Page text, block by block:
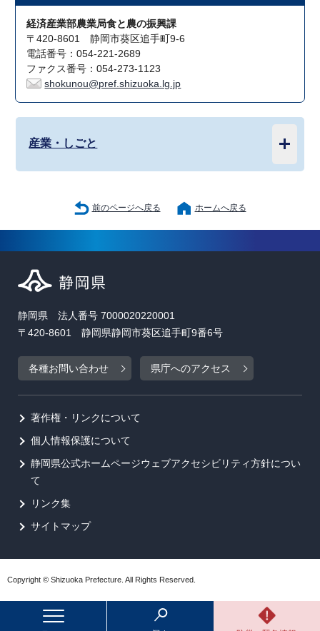
経済産業部農業局食と農の振興課
〒420-8601 静岡市葵区追手町9-6
電話番号：054-221-2689
ファクス番号：054-273-1123
shokunou@pref.shizuoka.lg.jp
産業・しごと
前のページへ戻る ホームへ戻る
静岡県 法人番号 7000020220001
〒420-8601 静岡県静岡市葵区追手町9番6号
各種お問い合わせ 県庁へのアクセス
著作権・リンクについて
個人情報保護について
静岡県公式ホームページウェブアクセシビリティ方針につい
て
リンク集
サイトマップ
Copyright © Shizuoka Prefecture. All Rights Reserved.